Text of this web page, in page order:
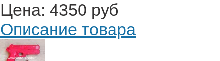
Цена: 4350 руб
Описание товара